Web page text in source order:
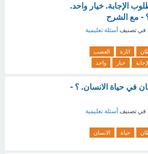
الإجابة. خيار واحد.
في تصنيف أسئلة تعليمية
اثارة
الغضب
خيار واحد
في حياة الانسان. ؟ -
في تصنيف أسئلة تعليمية
حياة الانسان